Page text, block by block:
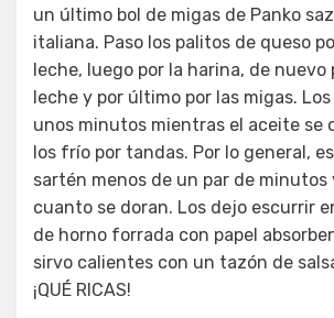
un último bol de migas de Panko
italiana. Paso los palitos de queso
leche, luego por la harina, de nuevo
leche y por último por las migas.
unos minutos mientras el aceite se
los frío por tandas. Por lo general,
sartén menos de un par de minutos
cuanto se doran. Los dejo escurrir
de horno forrada con papel
sirvo calientes con un tazón de
¡QUÉ RICAS!